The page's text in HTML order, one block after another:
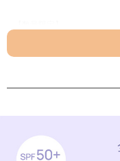
せっけんで落とせる全身用
★商品POINT★
大切なお肌を紫外線からし